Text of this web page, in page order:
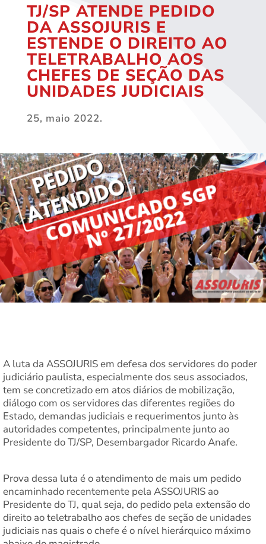
TJ/SP ATENDE PEDIDO
DA ASSOJURIS E
ESTENDE O DIREITO AO
TELETRABALHO AOS
CHEFES DE SEÇÃO DAS
UNIDADES JUDICIAIS
25, maio 2022.
A luta da ASSOJURIS em defesa dos servidores do poder
judiciário paulista, especialmente dos seus associados,
tem se concretizado em atos diários de mobilização,
diálogo com os servidores das diferentes regiões do
Estado, demandas judiciais e requerimentos junto às
autoridades competentes, principalmente junto ao
Presidente do TJ/SP, Desembargador Ricardo Anafe.
Prova dessa luta é o atendimento de mais um pedido
encaminhado recentemente pela ASSOJURIS ao
Presidente do TJ, qual seja, do pedido pela extensão do
direito ao teletrabalho aos chefes de seção de unidades
judiciais nas quais o chefe é o nível hierárquico máximo